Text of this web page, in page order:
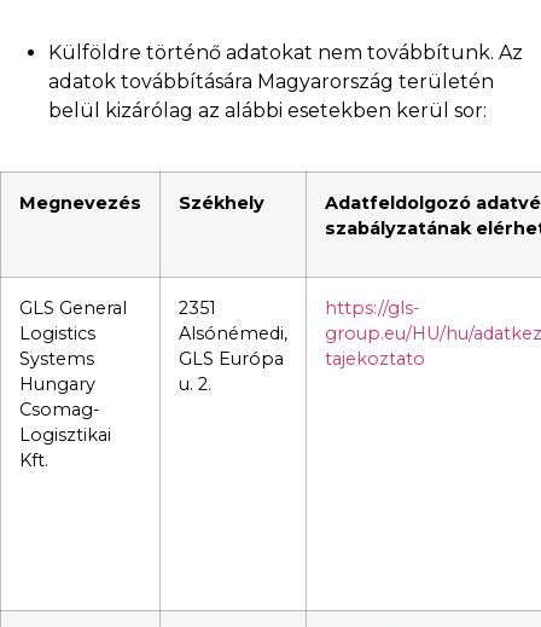
Külföldre történő adatokat nem továbbítunk. Az
adatok továbbítására Magyarország területén
belül kizárólag az alábbi esetekben kerül sor:
Megnevezés Székhely
Adatfeldolgozó
szabályzatának
GLS General
Logistics
Systems
Hungary
Csomag-
Logisztikai
Kft.
2351
Alsónémedi,
GLS Európa
u. 2.
https://gls-
group.eu/HU/hu/
tajekoztato